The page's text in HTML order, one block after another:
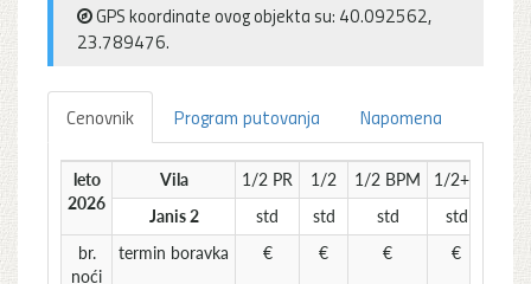
GPS koordinate ovog objekta su: 40.092562,
23.789476.
Cenovnik Program putovanja Napomena
leto
2026
Vila 1/2 PR 1/2 1/2 BPM 1/2+1
1/3
Janis 2
std std std std
app
br.
noći
termin boravka € € € €